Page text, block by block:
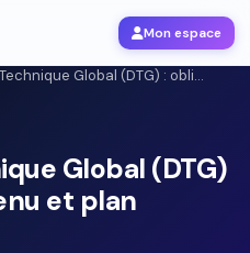
Mon espace
Global (DTG) : obli...
Global (DTG)
et plan